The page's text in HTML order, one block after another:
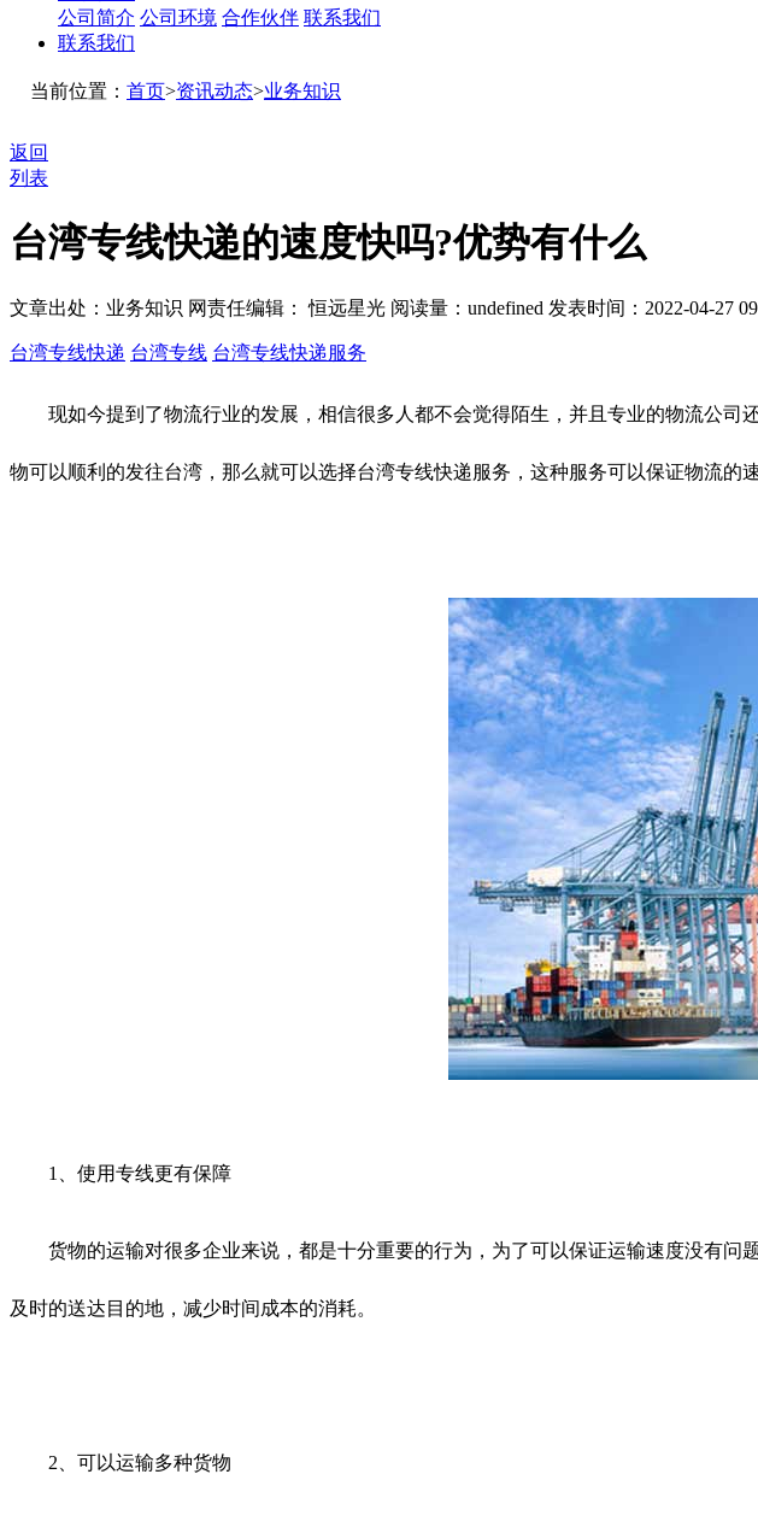
公司简介 公司环境 合作伙伴 联系我们
联系我们
当前位置： 首页>资讯动态>业务知识
返回
列表
台湾专线快递的速度快吗?优势有什么
文章出处：业务知识 网责任编辑： 恒远星光 阅读量： undefined 发表时间：2022-04-27
台湾专线快递 台湾专线 台湾专线快递服务
现如今提到了物流行业的发展，相信很多人都不会觉得陌生，并且专业的物流公司
物可以顺利的发往台湾，那么就可以选择台湾专线快递服务，这种服务可以保证物流的
1、使用专线更有保障
货物的运输对很多企业来说，都是十分重要的行为，为了可以保证运输速度没有问
及时的送达目的地，减少时间成本的消耗。
2、可以运输多种货物